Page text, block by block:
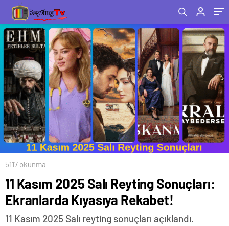
5117 okunma
11 Kasım 2025 Salı Reyting Sonuçları:
Ekranlarda Kıyasıya Rekabet!
11 Kasım 2025 Salı reyting sonuçları açıklandı.